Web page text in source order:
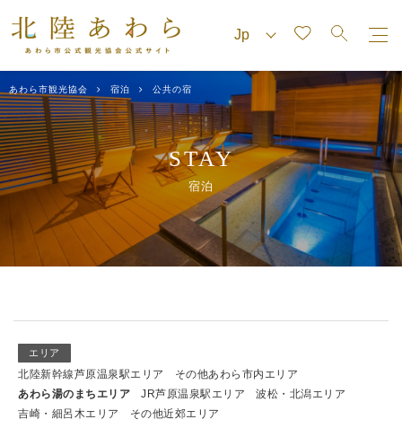
あわら市観光協会 宿泊 公共の宿
STAY
宿泊
エリア
北陸新幹線芦原温泉駅エリア
その他あわら市内エリア
あわら湯のまちエリア
JR芦原温泉駅エリア
波松・北潟エリア
吉崎・細呂木エリア
その他近郊エリア